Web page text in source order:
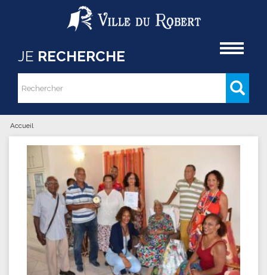
Aller au contenu principal
JE RECHERCHE
Formulaire de recherche
Rechercher
Vous êtes ici
Accueil